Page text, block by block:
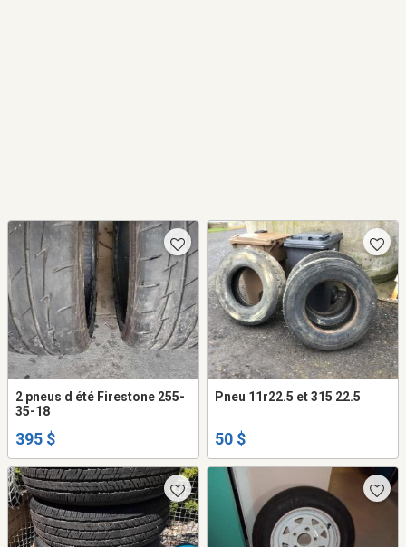
2 pneus d été Firestone 255-
35-18
395 $
Pneu 11r22.5 et 315 22.5
50 $